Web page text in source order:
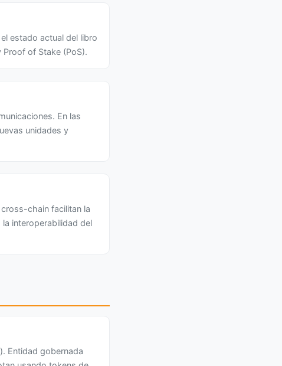
estado actual del libro
of Stake (PoS).
En las
unidades y
chain facilitan la
interoperabilidad del
Entidad gobernada